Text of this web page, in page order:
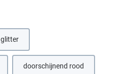
optie is momenteel niet beschikbaar.)
momenteel niet beschikbaar.)
doorschijnend rood(Deze optie is momenteel